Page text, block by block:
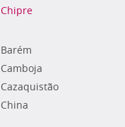
Chipre
Barém
Camboja
Cazaquistão
China